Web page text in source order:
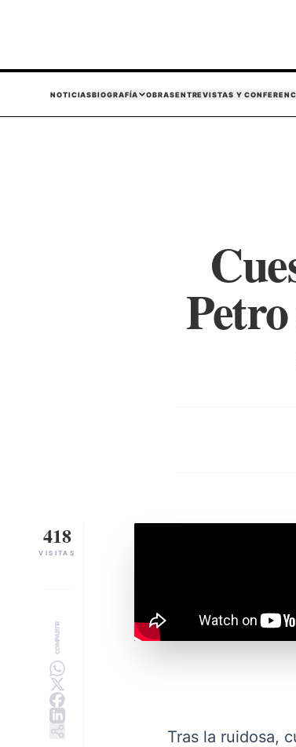
NOTICIASBIOGRAFÍA OBRASENTREVISTAS Y
418
VISITAS
COMPARTIR
Tras la ruidosa,